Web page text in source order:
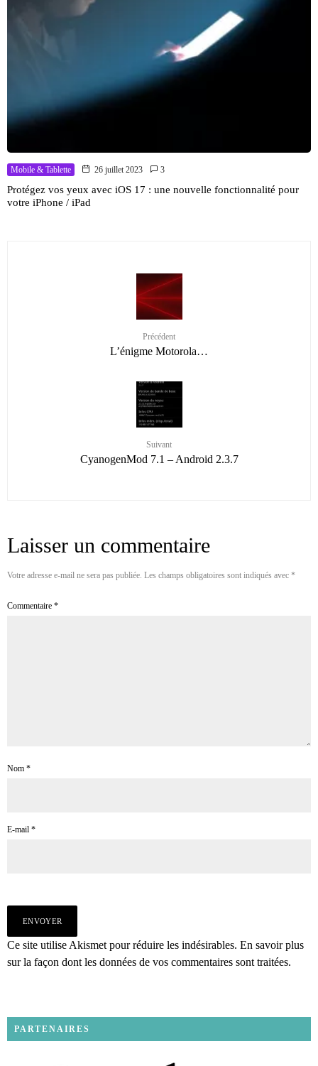
Mobile & Tablette 26 juillet 2023 3
Protégez vos yeux avec iOS 17 : une nouvelle fonctionnalité pour
votre iPhone / iPad
Précédent
L’énigme Motorola…
Suivant
CyanogenMod 7.1 – Android 2.3.7
Laisser un commentaire
Votre adresse e-mail ne sera pas publiée. Les champs obligatoires sont indiqués avec *
Commentaire *
Nom *
E-mail *
Ce site utilise Akismet pour réduire les indésirables. En savoir plus
sur la façon dont les données de vos commentaires sont traitées.
PARTENAIRES